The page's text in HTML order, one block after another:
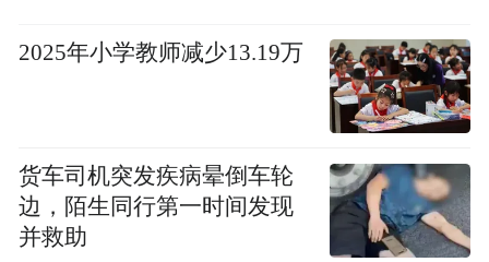
2025年小学教师减少13.19万
货车司机突发疾病晕倒车轮
边，陌生同行第一时间发现
并救助